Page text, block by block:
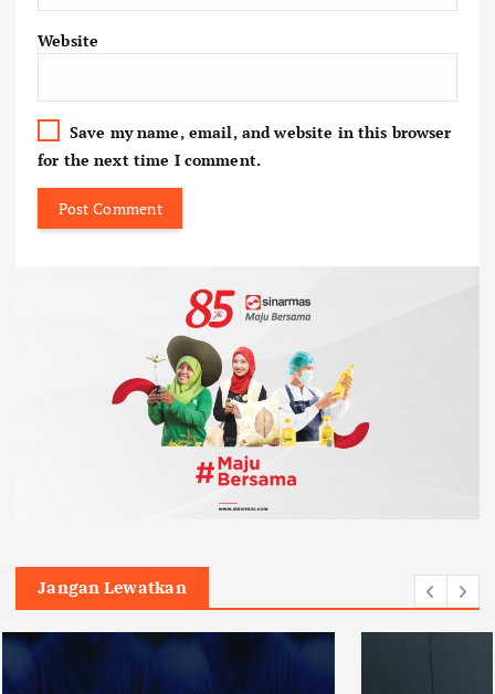
Website
Save my name, email, and website in this browser
for the next time I comment.
Jangan Lewatkan